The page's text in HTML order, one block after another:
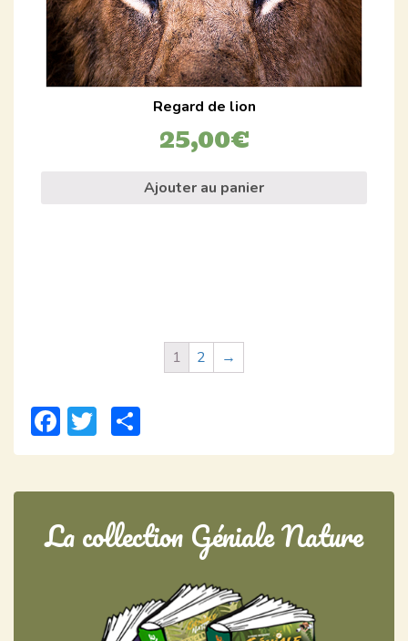
Regard de lion
25,00€
Ajouter au panier
1 2 →
Facebook
Twitter
La collection Géniale Nature